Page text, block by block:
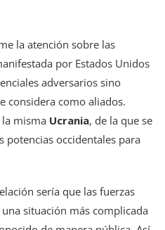
la atención sobre las
por Estados Unidos
adversarios sino
considera como aliados.
misma Ucrania, de la que se
potencias occidentales para
sería que las fuerzas
situación más complicada